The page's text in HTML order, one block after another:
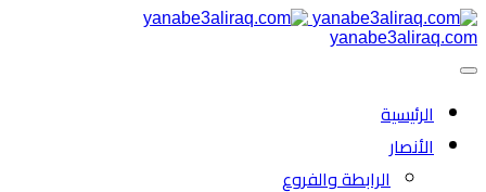
yanabe3aliraq.com
الرئیسية
الأنصار
الرابطة والفروع